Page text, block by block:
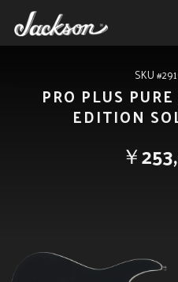
SKU
PRO PLUS
EDITION
￥